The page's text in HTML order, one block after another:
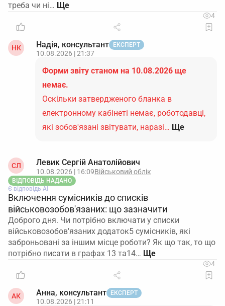
треба чи ні…
4
НК Надія, консультант ЕКСПЕРТ
10.08.2026 | 21:37
Форми звіту станом на 10.08.2026 ще
немає.
Оскільки затвердженого бланка в
електронному кабінеті немає, роботодавці,
які зобов'язані звітувати, наразі… Ще
СЛ Левик Сергій Анатолійович
10.08.2026 | 16:09Військовий облік
ВІДПОВІДЬ НАДАНО
Є відповідь АІ
Включення сумісників до списків
військовозобов'язаних: що зазначити
Доброго дня. Чи потрібно включати у списки
військовозобов'язаних додаток5 сумісників, які
заброньовані за іншим місце роботи? Як що так, то що
потрібно писати в графах 13 та14…
4
АК Анна, консультант ЕКСПЕРТ
10.08.2026 | 21:11